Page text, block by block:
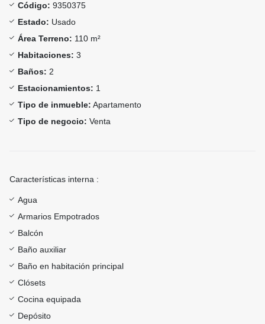
Código: 9350375
Estado: Usado
Área Terreno: 110 m²
Habitaciones: 3
Baños: 2
Estacionamientos: 1
Tipo de inmueble: Apartamento
Tipo de negocio: Venta
Características interna :
Agua
Armarios Empotrados
Balcón
Baño auxiliar
Baño en habitación principal
Clósets
Cocina equipada
Depósito